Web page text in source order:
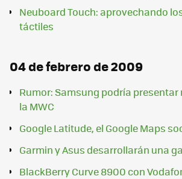
Neuboard Touch: aprovechando
táctiles
04 de febrero de 2009
Rumor: Samsung podría presentar
la MWC
Google Latitude, el Google Maps
Garmin y Asus desarrollarán una
BlackBerry Curve 8900 con